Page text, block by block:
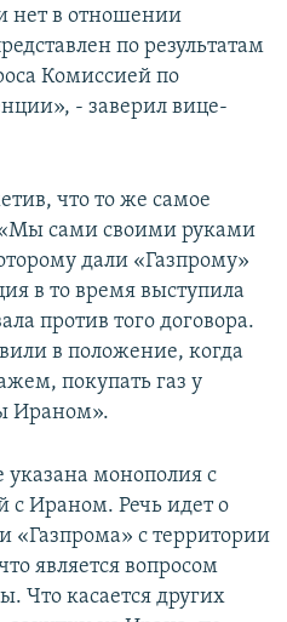
нет в отношении
по результатам
Комиcсией по
- заверил вице-
что то же самое
«Мы сами своими руками
дали «Газпрому»
в то время выступила
против того договора.
в положение, когда
покупать газ у
Ираном».
указана монополия с
с Ираном. Речь идет о
с территории
является вопросом
Что касается других